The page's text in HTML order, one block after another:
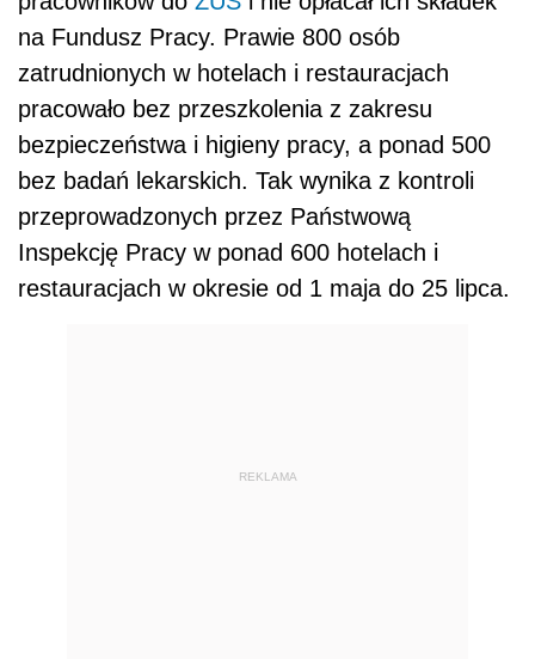
na Fundusz Pracy. Prawie 800 osób
zatrudnionych w hotelach i restauracjach
pracowało bez przeszkolenia z zakresu
bezpieczeństwa i higieny pracy, a ponad 500
bez badań lekarskich. Tak wynika z kontroli
przeprowadzonych przez Państwową
Inspekcję Pracy w ponad 600 hotelach i
restauracjach w okresie od 1 maja do 25 lipca.
REKLAMA